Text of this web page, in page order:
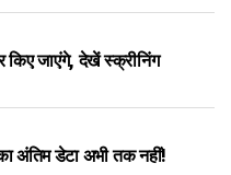
किए जाएंगे, देखें स्क्रीनिंग
अंतिम डेटा अभी तक नहीं!